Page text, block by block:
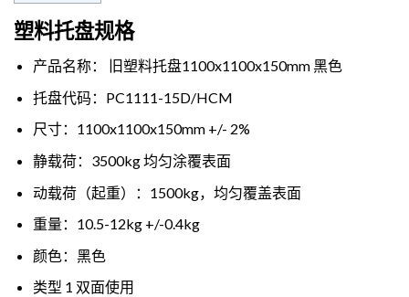
塑料托盘规格
产品名称： 旧塑料托盘1100x1100x150mm 黑色
托盘代码：PC1111-15D/HCM
尺寸：1100x1100x150mm +/- 2%
静载荷：3500kg 均匀涂覆表面
动载荷（起重）：1500kg，均匀覆盖表面
重量：10.5-12kg +/-0.4kg
颜色：黑色
类型 1 双面使用